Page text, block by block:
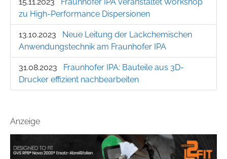
zu High-Performance Dispersionen
13.10.2023
Neue Leitung der Lackchemischen
Anwendungstechnik am Fraunhofer IPA
31.08.2023
Fraunhofer IPA: Bauteile aus 3D-
Drucker effizient nachbearbeiten
Anzeige